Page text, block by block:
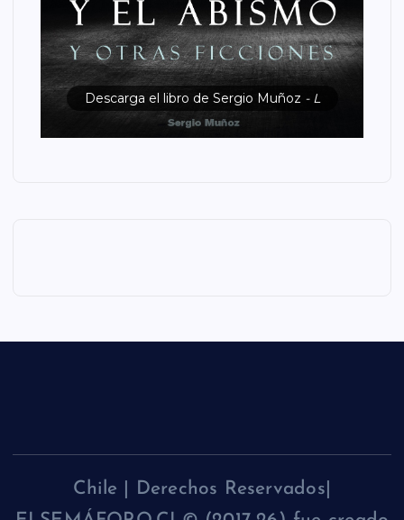
Descarga el libro de Sergio Muñoz - L
Chile | Derechos Reservados|